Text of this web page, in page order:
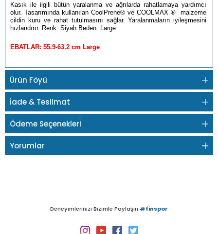
Kasık ile ilgili bütün yaralanma ve ağrılarda rahatlamaya yardımcı
olur. Tasarımında kullanılan CoolPrene® ve COOLMAX ® malzeme
cildin kuru ve rahat tutulmasını sağlar. Yaralanmaların iyileşmesini
hızlandırır. Renk: Siyah Beden: Large
EBATLAR: 55.9-63.2 cm Large
Ürün Föyü
İade & Teslimat
Ödeme Seçenekleri
Yorumlar
Deneyimlerinizi Bizimle Paylaşın #finspor